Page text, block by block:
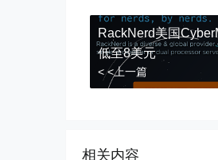
RackNerd美国
低至8美元
< <上一篇
相关内容